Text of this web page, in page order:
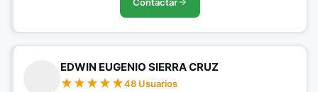
EDWIN EUGENIO SIERRA CRUZ
48 Usuarios